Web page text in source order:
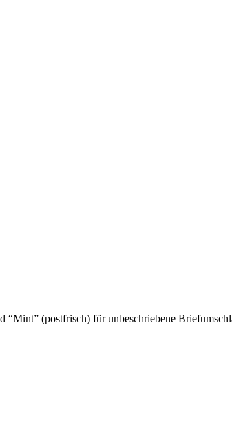
(postfrisch) für unbeschriebene